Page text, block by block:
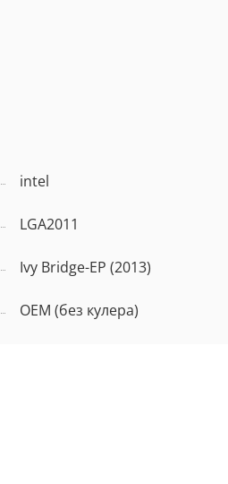
intel
LGA2011
Ivy Bridge-EP (2013)
ОЕМ (без кулера)